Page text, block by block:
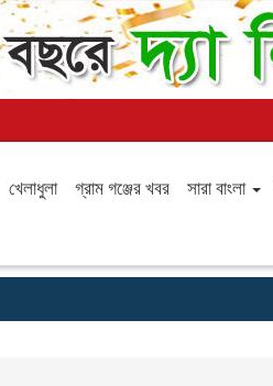
খেলাধুলা গ্রাম গঞ্জের খবর সারা বাংলা